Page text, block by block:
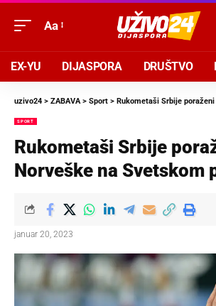
Aa
EX-YU DIJASPORA DRUŠTVO
uzivo24 > ZABAVA> Sport > Rukometaši Srbije poraženi su od
SPORT
Rukometaši Srbije
Norveške na Svetskom
januar 20, 2023